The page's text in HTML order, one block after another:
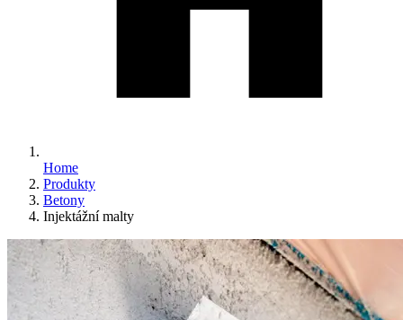
Home
Produkty
Betony
Injektážní malty